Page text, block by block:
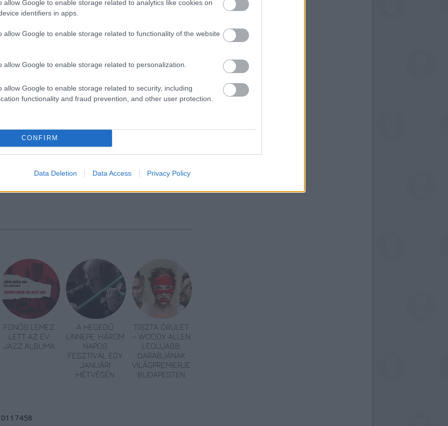
allow Google to enable storage related to analytics like cookies on
identifiers in apps.
allow Google to enable storage related to functionality of the website
allow Google to enable storage related to personalization.
allow Google to enable storage related to security, including
functionality and fraud prevention, and other user protection.
CONFIRM
Data Deletion Data Access Privacy Policy
FONÓS LEMEZ
LETT AZ ÉV
JAZZ ALBUMA
A HEGEDŰ
ÜNNEPE: HÁROM
NAPOS
FESZTIVÁL EGY
JANUÁRI
HÉTVÉGÉN
TISZTA ŐRÜLET
– WOODY ALLEN
LEGÚJABB
DARABJÁNAK
VILÁGPREMIERJE
BUDAPESTEN